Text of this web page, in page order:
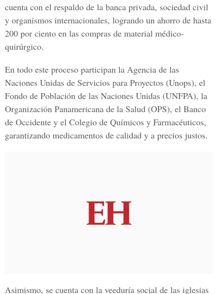
cuenta con el respaldo de la banca privada, sociedad civil
y organismos internacionales, logrando un ahorro de hasta
200 por ciento en las compras de material médico-
quirúrgico.
En todo este proceso participan la Agencia de las
Naciones Unidas de Servicios para Proyectos (Unops), el
Fondo de Población de las Naciones Unidas (UNFPA), la
Organización Panamericana de la Salud (OPS), el Banco
de Occidente y el Colegio de Químicos y Farmacéuticos,
garantizando medicamentos de calidad y a precios justos.
Asimismo, se cuenta con la veeduría social de las iglesias